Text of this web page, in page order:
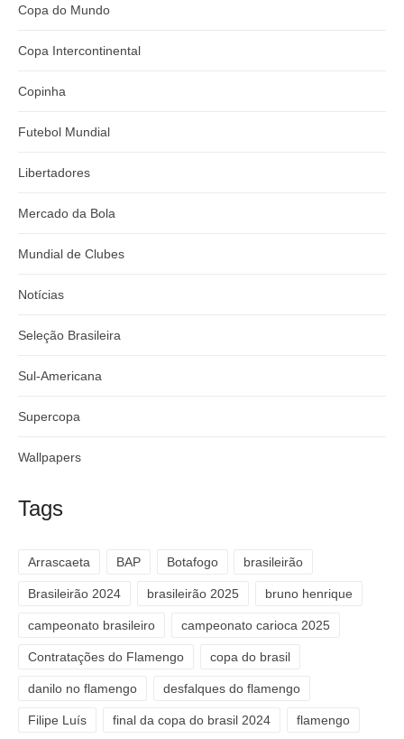
Copa do Mundo
Copa Intercontinental
Copinha
Futebol Mundial
Libertadores
Mercado da Bola
Mundial de Clubes
Notícias
Seleção Brasileira
Sul-Americana
Supercopa
Wallpapers
Tags
Arrascaeta BAP Botafogo brasileirão
Brasileirão 2024 brasileirão 2025 bruno henrique
campeonato brasileiro campeonato carioca 2025
Contratações do Flamengo copa do brasil
danilo no flamengo desfalques do flamengo
Filipe Luís final da copa do brasil 2024 flamengo